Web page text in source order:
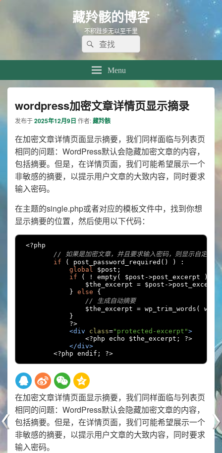
藏羚骸的博客
不积跬步无以至千里
Search
for:
Search
Menu
wordpress加密文章详情页显示摘录
发布于2025年12月9日 作者:藏羚骸
在加密文章详情页面显示摘要，我们同样面临与列表页
相同的问题：WordPress默认会隐藏加密文章的内容，
包括摘要。但是，在详情页面，我们可能希望展示一个
非敏感的摘要，以提示用户文章的大致内容，同时要求
输入密码。
在主题的single.php或者对应的模板文件中，找到你想
显示摘要的位置，然后使用以下代码：
<?php
// 如果是加密文章，并且要求输入密码，则显示自定义摘
if
( post_password_required () )
:
global $post ;
if
( ! empty( $post ->post_excerpt )
                $the_excerpt
= $post ->post_excerpt
} else
{
// 生成自动摘要
                $the_excerpt
= wp_trim_words (
}
?>
<div
class="protected-excerpt">
<?php echo $the_excerpt ;
?>
</div>
<?php endif ; ?>
在加密文章详情页面显示摘要，我们同样面临与列表页
相同的问题：WordPress默认会隐藏加密文章的内容，
包括摘要。但是，在详情页面，我们可能希望展示一个
非敏感的摘要，以提示用户文章的大致内容，同时要求
输入密码。